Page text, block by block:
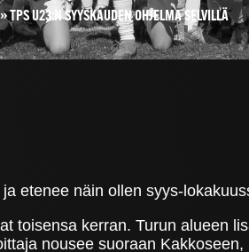
TPS U23:N SYYSKAUDEN OHJELMA SELVILLÄ
etenee näin ollen syys-
toisensa kerran. Turun alueen
nousee suoraan